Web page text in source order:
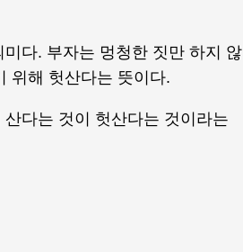
다. 부자는 멍청한 짓만 하지 않
위해 헛산다는 뜻이다.
다는 것이 헛산다는 것이라는